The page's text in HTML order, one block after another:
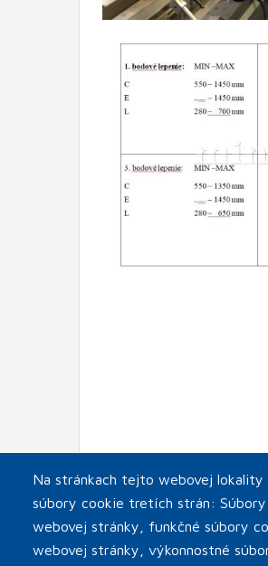
Na stránkach tejto webovej
súbory cookie tretích strán:
webovej stránky, funkčné súbory
webovej stránky, výkonnostné